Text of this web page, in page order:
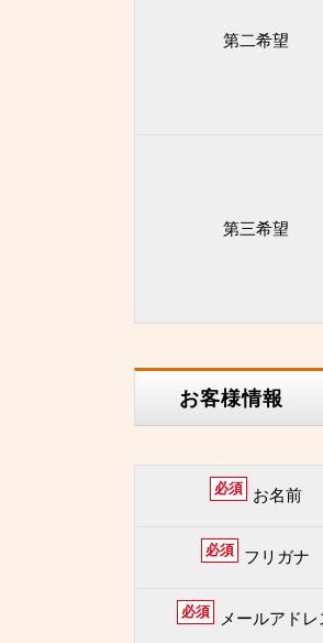
第二希望
第三希望
お客様情報
必須 お名前
必須 フリガナ
必須 メールアドレ